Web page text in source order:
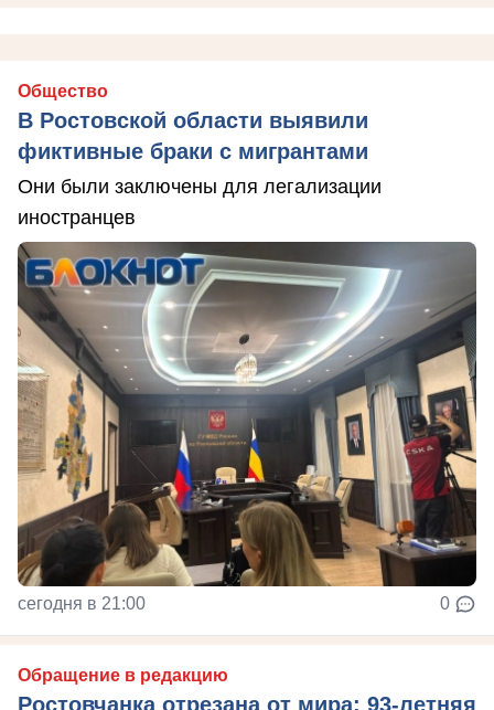
Общество
В Ростовской области выявили
фиктивные браки с мигрантами
Они были заключены для легализации
иностранцев
сегодня в 21:00 0
Обращение в редакцию
Ростовчанка отрезана от мира: 93-летняя